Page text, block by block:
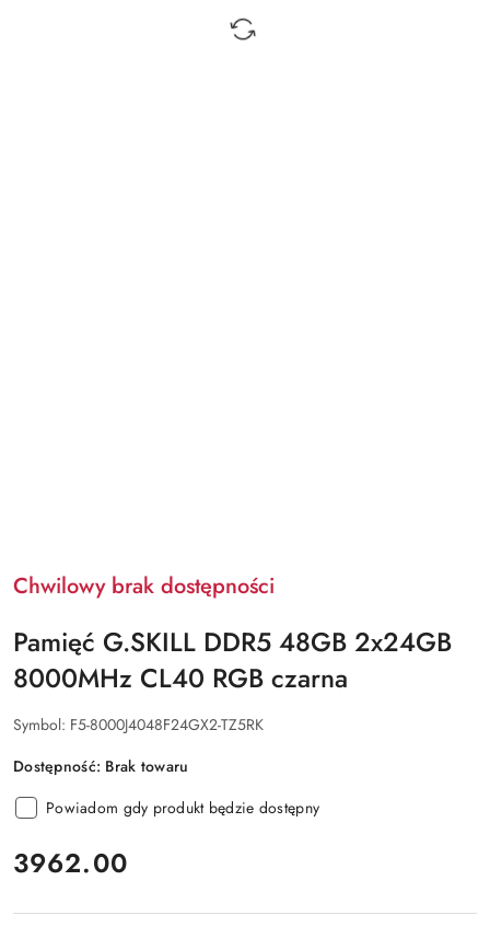
Chwilowy brak dostępności
Pamięć G.SKILL DDR5 48GB 2x24GB
8000MHz CL40 RGB czarna
Symbol: F5-8000J4048F24GX2-TZ5RK
Dostępność: Brak towaru
Powiadom gdy produkt będzie dostępny
cena:
3962.00